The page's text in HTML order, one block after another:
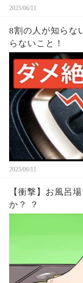
2025/06/11
8割の人が知らな
らないこと！
2025/06/11
【衝撃】お風呂
か？ ？